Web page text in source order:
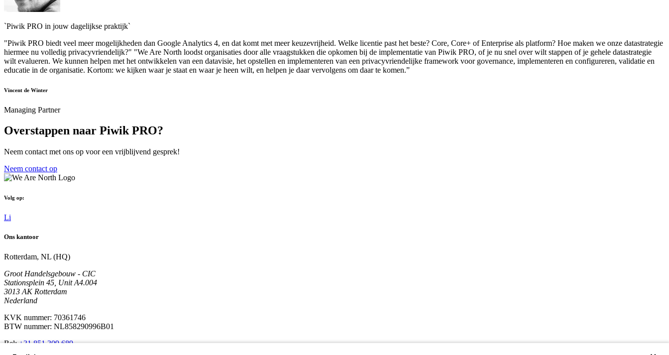
`Piwik PRO in jouw dagelijkse praktijk`
"Piwik PRO biedt veel meer mogelijkheden dan Google Analytics 4, en dat komt met meer keuzevrijheid. Welke licentie past het beste? Core, Core+ of Enterprise als platform? Hoe maken we onze datastrategie
hiermee nu volledig privacyvriendelijk?" "We Are North loodst organisaties door alle vraagstukken die opkomen bij de implementatie van Piwik PRO, of je nu snel over wilt stappen of je gehele datastrategie
wilt evalueren. We kunnen helpen met het ontwikkelen van een datavisie, het opstellen en implementeren van een privacyvriendelijke framework voor governance, implementeren en configureren, validatie en
educatie in de organisatie. Kortom: we kijken waar je staat en waar je heen wilt, en helpen je daar vervolgens om daar te komen.”
Vincent de Winter
Managing Partner
Overstappen naar Piwik PRO?
Neem contact met ons op voor een vrijblijvend gesprek!
Neem contact op
Volg op:
Li
Ons kantoor
Rotterdam, NL (HQ)
Groot Handelsgebouw - CIC
Stationsplein 45, Unit A4.004
3013 AK Rotterdam
Nederland
KVK nummer: 70361746
BTW nummer: NL858290996B01
Bel:+31 851 309 689